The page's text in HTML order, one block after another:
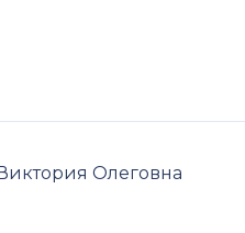
Олеговна